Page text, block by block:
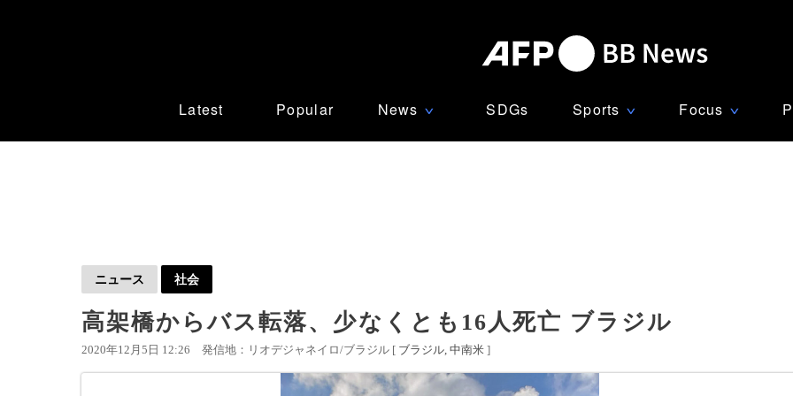
Latest Popular News ∨ SDGs Sports ∨ Focus ∨
ニュース 社会
高架橋からバス転落、少なくとも16人死亡 ブラジル
2020年12月5日 12:26 発信地：リオデジャネイロ/ブラジル [ ブラジル 中南米 ]